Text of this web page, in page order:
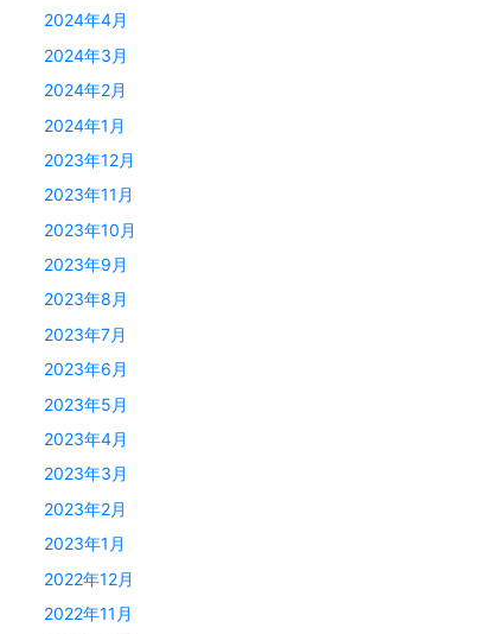
2024年4月
2024年3月
2024年2月
2024年1月
2023年12月
2023年11月
2023年10月
2023年9月
2023年8月
2023年7月
2023年6月
2023年5月
2023年4月
2023年3月
2023年2月
2023年1月
2022年12月
2022年11月